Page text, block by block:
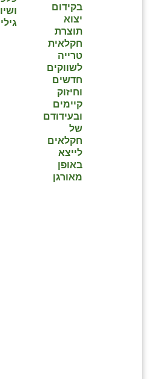
בקידום
יצוא
תוצרת
חקלאית
טרייה
לשווקים
חדשים
וחיזוק
קיימים
ובעידודם
של
חקלאים
לייצא
באופן
מאורגן